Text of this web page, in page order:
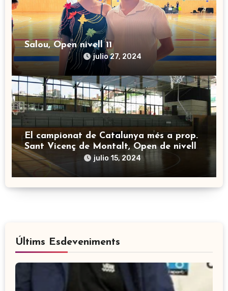
Salou, Open nivell 11
julio 27, 2024
El campionat de Catalunya més a prop.
Sant Vicenç de Montalt, Open de nivell
11.
julio 15, 2024
Últims Esdeveniments